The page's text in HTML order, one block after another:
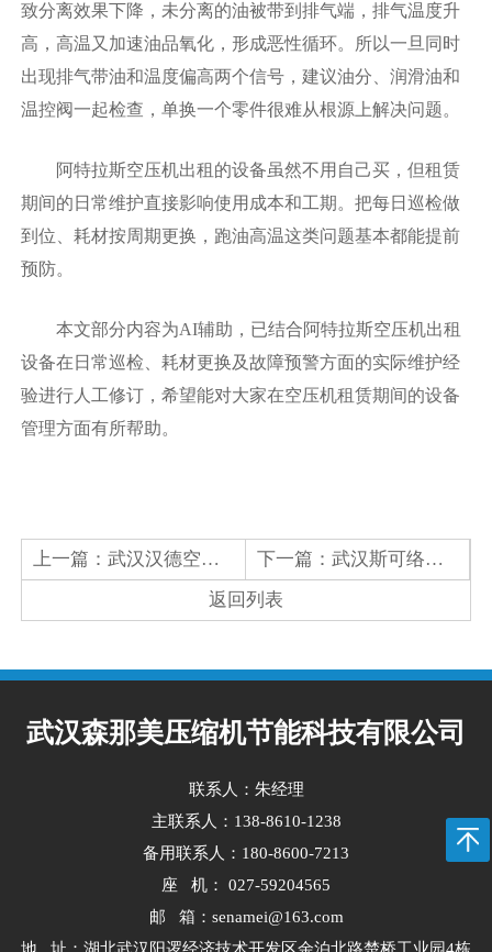
致分离效果下降，未分离的油被带到排气端，排气温度升
高，高温又加速油品氧化，形成恶性循环。所以一旦同时
出现排气带油和温度偏高两个信号，建议油分、润滑油和
温控阀一起检查，单换一个零件很难从根源上解决问题。
阿特拉斯空压机出租的设备虽然不用自己买，但租赁
期间的日常维护直接影响使用成本和工期。把每日巡检做
到位、耗材按周期更换，跑油高温这类问题基本都能提前
预防。
本文部分内容为AI辅助，已结合阿特拉斯空压机出租
设备在日常巡检、耗材更换及故障预警方面的实际维护经
验进行人工修订，希望能对大家在空压机租赁期间的设备
管理方面有所帮助。
上一篇： 武汉汉德空压机维修：电气保护反复跳闸的原因与安全处理流程 下一篇： 武汉斯可络空压机保养和维修有什么区别？企业设备管理常见问题科普
返回列表
武汉森那美压缩机节能科技有限公司
联系人：朱经理
主联系人：138-8610-1238
备用联系人：180-8600-7213
座 机： 027-59204565
邮 箱：senamei@163.com
地 址：湖北武汉阳逻经济技术开发区余泊北路楚桥工业园4栋